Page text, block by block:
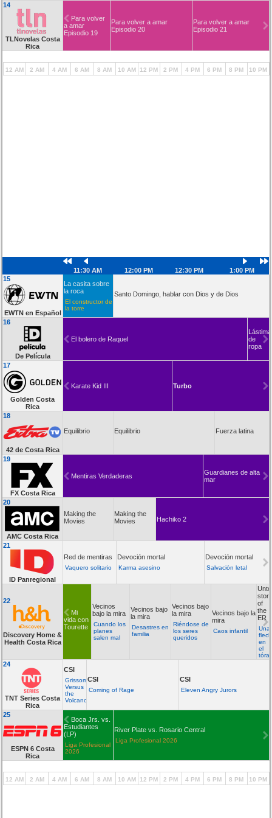
14
TLNovelas Costa
Rica
Para volver
a amar
Episodio 19
Para volver a amar
Episodio 20
Para volver a amar
Episodio 21
12 AM 2 AM 4 AM 6 AM 8 AM 10 AM 12 PM 2 PM 4 PM 6 PM 8 PM 10 PM
11:30 AM 12:00 PM 12:30 PM
1:00 PM
15
EWTN en Español
La casita sobre
la roca
El constructor de
la torre
Santo Domingo, hablar con Dios y de Dios
16
De Película
El bolero de Raquel
Lástima
de
ropa
17
Golden Costa
Rica
Karate Kid III Turbo
18
42 de Costa Rica
Equilibrio Equilibrio Fuerza latina
19
FX Costa Rica
Mentiras Verdaderas
Guardianes de alta
mar
20
AMC Costa Rica
Making the
Movies
Making the
Movies
Hachiko 2
21
ID Panregional
Red de mentiras
Vaquero solitario
Devoción mortal
Karma asesino
Devoción mortal
Salvación letal
22
Discovery Home &
Health Costa Rica
Mi
vida con
Tourette
Vecinos
bajo la mira
Cuando los
planes
salen mal
Vecinos bajo
la mira
Desastres en
familia
Vecinos bajo
la mira
Riéndose de
los seres
queridos
Vecinos bajo la
mira
Caos infantil
of
the
ER
Una
en
el
24
TNT Series Costa
Rica
CSI
Grissom
Versus
the
Volcano
CSI
Coming of Rage
CSI
Eleven Angry Jurors
25
ESPN 6 Costa
Rica
Boca Jrs. vs.
Estudiantes
(LP)
Liga Profesional
2026
River Plate vs. Rosario Central
Liga Profesional 2026
12 AM 2 AM 4 AM 6 AM 8 AM 10 AM 12 PM 2 PM 4 PM 6 PM 8 PM 10 PM